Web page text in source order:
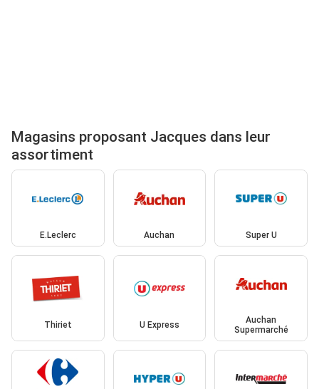
Magasins proposant Jacques dans leur
assortiment
E.Leclerc Auchan Super U
Thiriet U Express
Auchan
Supermarché